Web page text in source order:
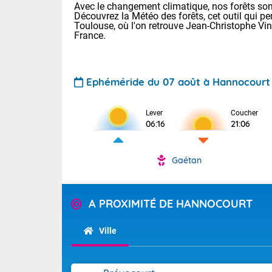
Pour la
Tendance
Avec le changement climatique, nos forêts
Découvrez la Météo des forêts, cet outil qui
Toulouse, où l'on retrouve Jean-Christophe
France.
Ephéméride du 07 août à Hannocourt
Lever
06:16
Coucher
21:06
Gaétan
A PROXIMITÉ DE HANNOCOURT
Ville
Voici les
31 Lyon :
: 32 Nancy :
32 Lille : 28
Demain :
Très
sur les